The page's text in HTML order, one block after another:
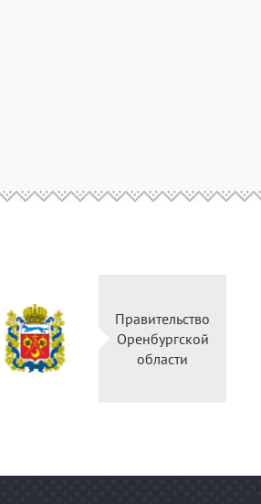
Правительство
Оренбургской
области